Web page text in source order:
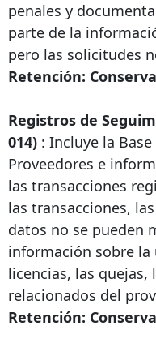
penales y
parte de la
pero las solicitudes
Retención:
Registros de
014) : Incluye la
Proveedores e
las transacciones
las transacciones,
datos no se pueden
información sobre la
licencias, las
relacionados del
Retención: